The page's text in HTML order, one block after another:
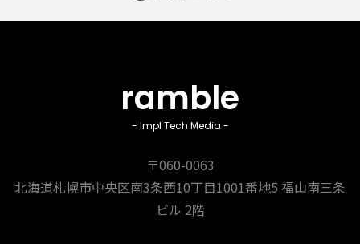
ramble
- Impl Tech Media -
〒060-0063
北海道札幌市中央区南3条西10丁目1001番地5 福山南三条
ビル 2階